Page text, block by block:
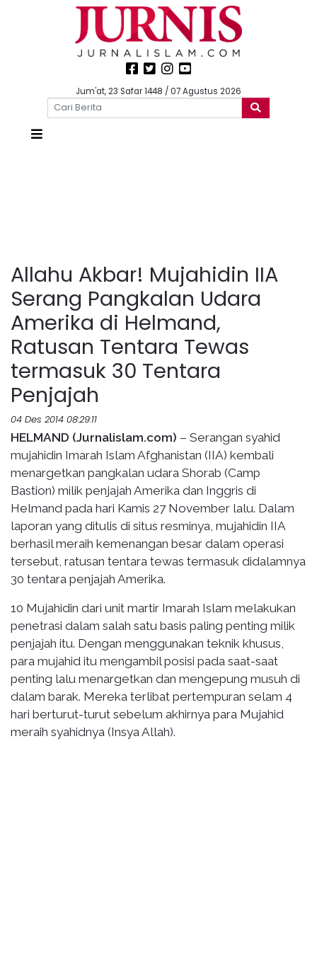
Jum'at, 23 Safar 1448 / 07 Agustus 2026
Allahu Akbar! Mujahidin IIA
Serang Pangkalan Udara
Amerika di Helmand,
Ratusan Tentara Tewas
termasuk 30 Tentara
Penjajah
04 Des 2014 08:29:11
HELMAND (Jurnalislam.com) – Serangan syahid
mujahidin Imarah Islam Afghanistan (IIA) kembali
menargetkan pangkalan udara Shorab (Camp
Bastion) milik penjajah Amerika dan Inggris di
Helmand pada hari Kamis 27 November lalu. Dalam
laporan yang ditulis di situs resminya, mujahidin IIA
berhasil meraih kemenangan besar dalam operasi
tersebut, ratusan tentara tewas termasuk didalamnya
30 tentara penjajah Amerika.
10 Mujahidin dari unit martir Imarah Islam melakukan
penetrasi dalam salah satu basis paling penting milik
penjajah itu. Dengan menggunakan teknik khusus,
para mujahid itu mengambil posisi pada saat-saat
penting lalu menargetkan dan mengepung musuh di
dalam barak. Mereka terlibat pertempuran selam 4
hari berturut-turut sebelum akhirnya para Mujahid
meraih syahidnya (Insya Allah).